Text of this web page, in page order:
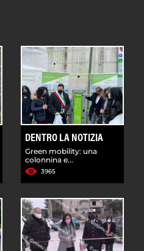
DENTRO LA NOTIZIA
Green mobility: una
colonnina e...
3965